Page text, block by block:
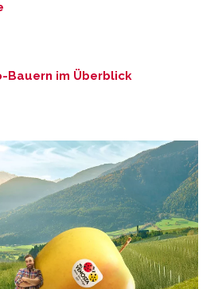
Bauern im Überblick